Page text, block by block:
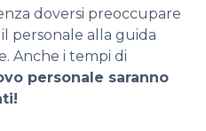
doversi preoccupare
personale alla guida
Anche i tempi di
personale saranno